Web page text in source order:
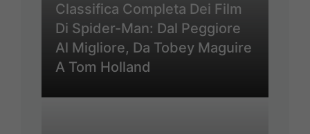
Classifica Completa Dei Film
Di Spider-Man: Dal Peggiore
Al Migliore, Da Tobey Maguire
A Tom Holland